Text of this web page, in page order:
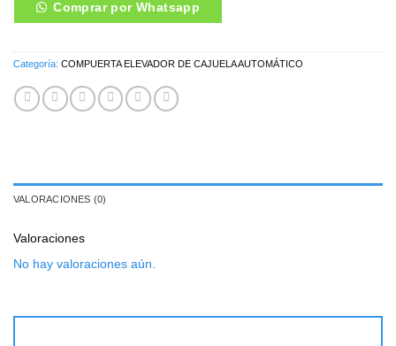
Comprar por Whatsapp
Categoría: COMPUERTA ELEVADOR DE CAJUELA AUTOMÁTICO
VALORACIONES (0)
Valoraciones
No hay valoraciones aún.